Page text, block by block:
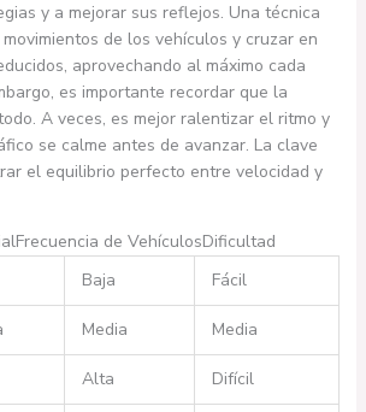
y a mejorar sus reflejos. Una técnica
de los vehículos y cruzar en
aprovechando al máximo cada
es importante recordar que la
A veces, es mejor ralentizar el ritmo y
se calme antes de avanzar. La clave
el equilibrio perfecto entre velocidad y
de VehículosDificultad
Baja Fácil
Media Media
Alta Difícil